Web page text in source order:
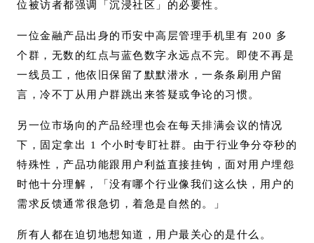
位被访者都强调「沉浸社区」的必要性。
一位金融产品出身的币安中高层管理手机里有 200 多
个群，无数的红点与蓝色数字永远点不完。即使不再是
一线员工，他依旧保留了默默潜水，一条条刷用户留
言，冷不丁从用户群跳出来答疑或争论的习惯。
另一位市场向的产品经理也会在每天排满会议的情况
下，固定拿出 1 个小时专盯社群。由于行业争分夺秒的
特殊性，产品功能跟用户利益直接挂钩，面对用户埋怨
时他十分理解，「没有哪个行业像我们这么快，用户的
需求反馈通常很急切，着急是自然的。」
所有人都在迫切地想知道，用户最关心的是什么。